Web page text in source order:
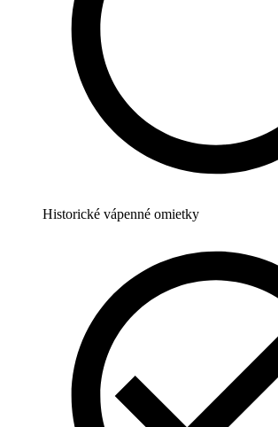
Historické vápenné omietky